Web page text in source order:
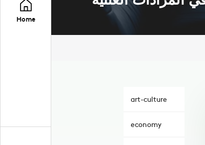
Home
art-culture
economy